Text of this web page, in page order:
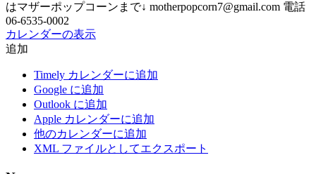
はマザーポップコーンまで↓ motherpopcorn7@gmail.com 電話
06-6535-0002
カレンダーの表示
追加
Timely カレンダーに追加
Google に追加
Outlook に追加
Apple カレンダーに追加
他のカレンダーに追加
XML ファイルとしてエクスポート